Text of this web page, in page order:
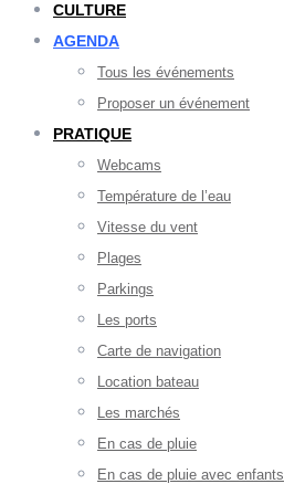
CULTURE
AGENDA
Tous les événements
Proposer un événement
PRATIQUE
Webcams
Température de l’eau
Vitesse du vent
Plages
Parkings
Les ports
Carte de navigation
Location bateau
Les marchés
En cas de pluie
En cas de pluie avec enfants